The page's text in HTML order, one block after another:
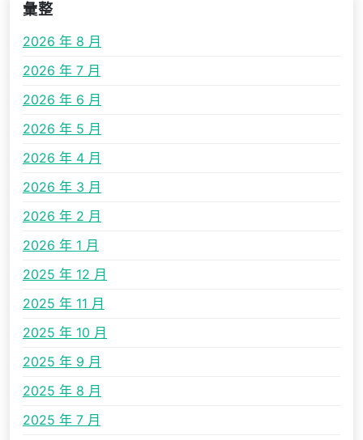
彙整
2026 年 8 月
2026 年 7 月
2026 年 6 月
2026 年 5 月
2026 年 4 月
2026 年 3 月
2026 年 2 月
2026 年 1 月
2025 年 12 月
2025 年 11 月
2025 年 10 月
2025 年 9 月
2025 年 8 月
2025 年 7 月